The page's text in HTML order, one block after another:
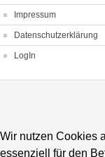
Impressum
Datenschutzerklärung
LogIn
Wir nutzen Cookies
essenziell für den